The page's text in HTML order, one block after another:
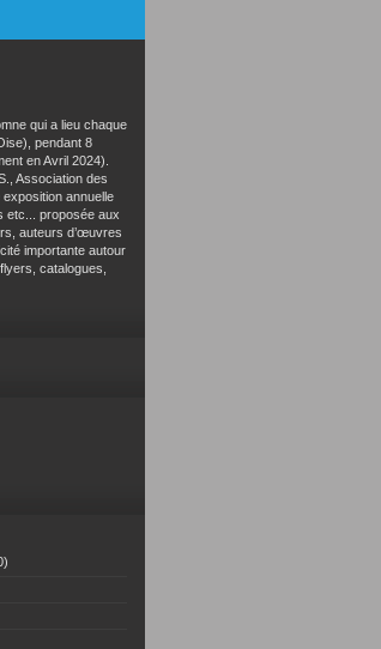
qui a lieu chaque
pendant 8
en Avril 2024).
Association des
annuelle
etc... proposée aux
auteurs d’œuvres
importante autour
catalogues,